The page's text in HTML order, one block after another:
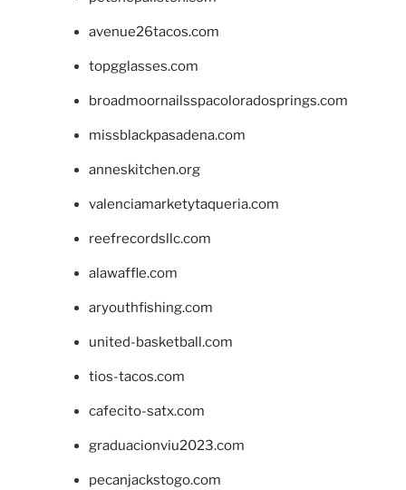
avenue26tacos.com
topgglasses.com
broadmoornailsspacoloradosprings.com
missblackpasadena.com
anneskitchen.org
valenciamarketytaqueria.com
reefrecordsllc.com
alawaffle.com
aryouthfishing.com
united-basketball.com
tios-tacos.com
cafecito-satx.com
graduacionviu2023.com
pecanjackstogo.com